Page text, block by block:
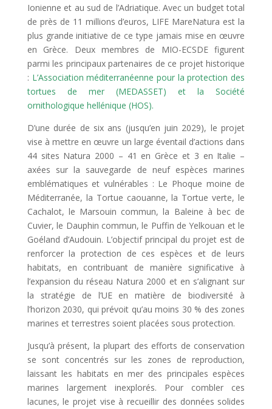
Ionienne et au sud de l’Adriatique. Avec un budget total
de près de 11 millions d’euros, LIFE MareNatura est la
plus grande initiative de ce type jamais mise en œuvre
en Grèce. Deux membres de MIO-ECSDE figurent
parmi les principaux partenaires de ce projet historique
: L’Association méditerranéenne pour la protection des
tortues de mer (MEDASSET) et la Société
ornithologique hellénique (HOS).
D’une durée de six ans (jusqu’en juin 2029), le projet
vise à mettre en œuvre un large éventail d’actions dans
44 sites Natura 2000 – 41 en Grèce et 3 en Italie –
axées sur la sauvegarde de neuf espèces marines
emblématiques et vulnérables : Le Phoque moine de
Méditerranée, la Tortue caouanne, la Tortue verte, le
Cachalot, le Marsouin commun, la Baleine à bec de
Cuvier, le Dauphin commun, le Puffin de Yelkouan et le
Goéland d’Audouin. L’objectif principal du projet est de
renforcer la protection de ces espèces et de leurs
habitats, en contribuant de manière significative à
l’expansion du réseau Natura 2000 et en s’alignant sur
la stratégie de l’UE en matière de biodiversité à
l’horizon 2030, qui prévoit qu’au moins 30 % des zones
marines et terrestres soient placées sous protection.
Jusqu’à présent, la plupart des efforts de conservation
se sont concentrés sur les zones de reproduction,
laissant les habitats en mer des principales espèces
marines largement inexplorés. Pour combler ces
lacunes, le projet vise à recueillir des données solides